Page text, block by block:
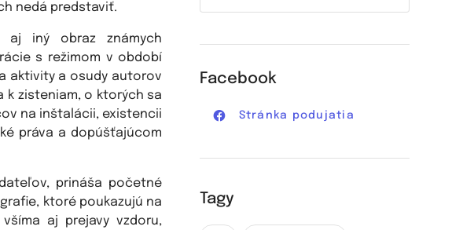
nedá predstaviť.
aj iný obraz známych
s režimom v období
aktivity a osudy autorov
k zisteniam, o ktorých sa
na inštalácii, existencii
práva a dopúšťajúcom
prináša početné
ktoré poukazujú na
aj prejavy vzdoru,
Facebook
Stránka podujatia
Tagy